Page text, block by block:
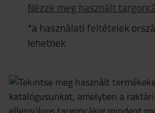
Nézze meg használt
*a használati feltételek
lehetnek.